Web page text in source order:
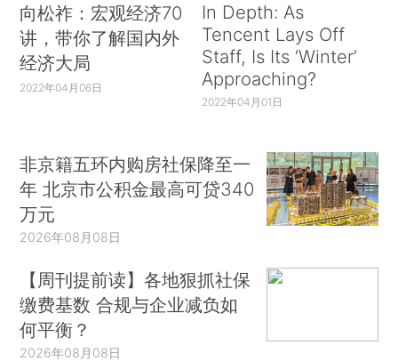
向松祚：宏观经济70
讲，带你了解国内外
经济大局
2022年04月06日
In Depth: As
Tencent Lays Off
Staff, Is Its ‘Winter’
Approaching?
2022年04月01日
非京籍五环内购房社保降至一
年 北京市公积金最高可贷340
万元
2026年08月08日
【周刊提前读】各地狠抓社保
缴费基数 合规与企业减负如
何平衡？
2026年08月08日